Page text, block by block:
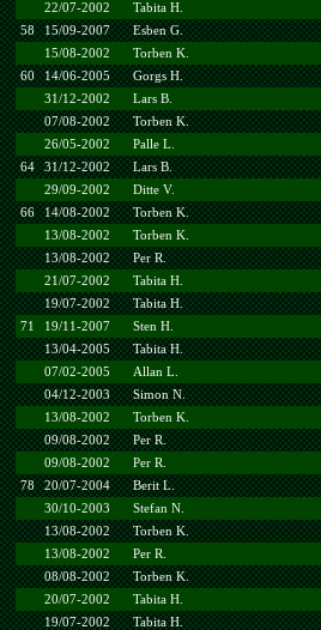
22/07-2002
Tabita H.
58
15/09-2007 Esben G.
15/08-2002
Torben K.
60
14/06-2005 Gorgs H.
31/12-2002
Lars B.
07/08-2002
Torben K.
26/05-2002
Palle L.
64
31/12-2002 Lars B.
29/09-2002
Ditte V.
66
14/08-2002 Torben K.
13/08-2002
Torben K.
13/08-2002
Per R.
21/07-2002
Tabita H.
19/07-2002
Tabita H.
71
19/11-2007 Sten H.
13/04-2005
Tabita H.
07/02-2005
Allan L.
04/12-2003
Simon N.
13/08-2002
Torben K.
09/08-2002
Per R.
09/08-2002
Per R.
78
20/07-2004 Berit L.
30/10-2003
Stefan N.
13/08-2002
Torben K.
13/08-2002
Per R.
08/08-2002
Torben K.
20/07-2002
Tabita H.
19/07-2002
Tabita H.